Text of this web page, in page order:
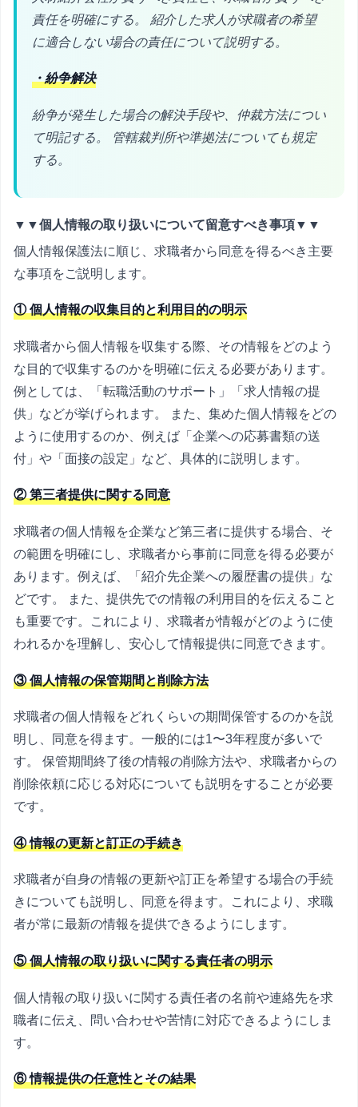
責任を明確にする。 紹介した求人が求職者の希望
に適合しない場合の責任について説明する。
・紛争解決
紛争が発生した場合の解決手段や、仲裁方法につい
て明記する。 管轄裁判所や準拠法についても規定
する。
▼▼個人情報の取り扱いについて留意すべき事項▼▼
個人情報保護法に順じ、求職者から同意を得るべき主要
な事項をご説明します。
① 個人情報の収集目的と利用目的の明示
求職者から個人情報を収集する際、その情報をどのよう
な目的で収集するのかを明確に伝える必要があります。
例としては、「転職活動のサポート」「求人情報の提
供」などが挙げられます。 また、集めた個人情報をどの
ように使用するのか、例えば「企業への応募書類の送
付」や「面接の設定」など、具体的に説明します。
② 第三者提供に関する同意
求職者の個人情報を企業など第三者に提供する場合、そ
の範囲を明確にし、求職者から事前に同意を得る必要が
あります。例えば、「紹介先企業への履歴書の提供」な
どです。 また、提供先での情報の利用目的を伝えること
も重要です。これにより、求職者が情報がどのように使
われるかを理解し、安心して情報提供に同意できます。
③ 個人情報の保管期間と削除方法
求職者の個人情報をどれくらいの期間保管するのかを説
明し、同意を得ます。一般的には1〜3年程度が多いで
す。 保管期間終了後の情報の削除方法や、求職者からの
削除依頼に応じる対応についても説明をすることが必要
です。
④ 情報の更新と訂正の手続き
求職者が自身の情報の更新や訂正を希望する場合の手続
きについても説明し、同意を得ます。これにより、求職
者が常に最新の情報を提供できるようにします。
⑤ 個人情報の取り扱いに関する責任者の明示
個人情報の取り扱いに関する責任者の名前や連絡先を求
職者に伝え、問い合わせや苦情に対応できるようにしま
す。
⑥ 情報提供の任意性とその結果